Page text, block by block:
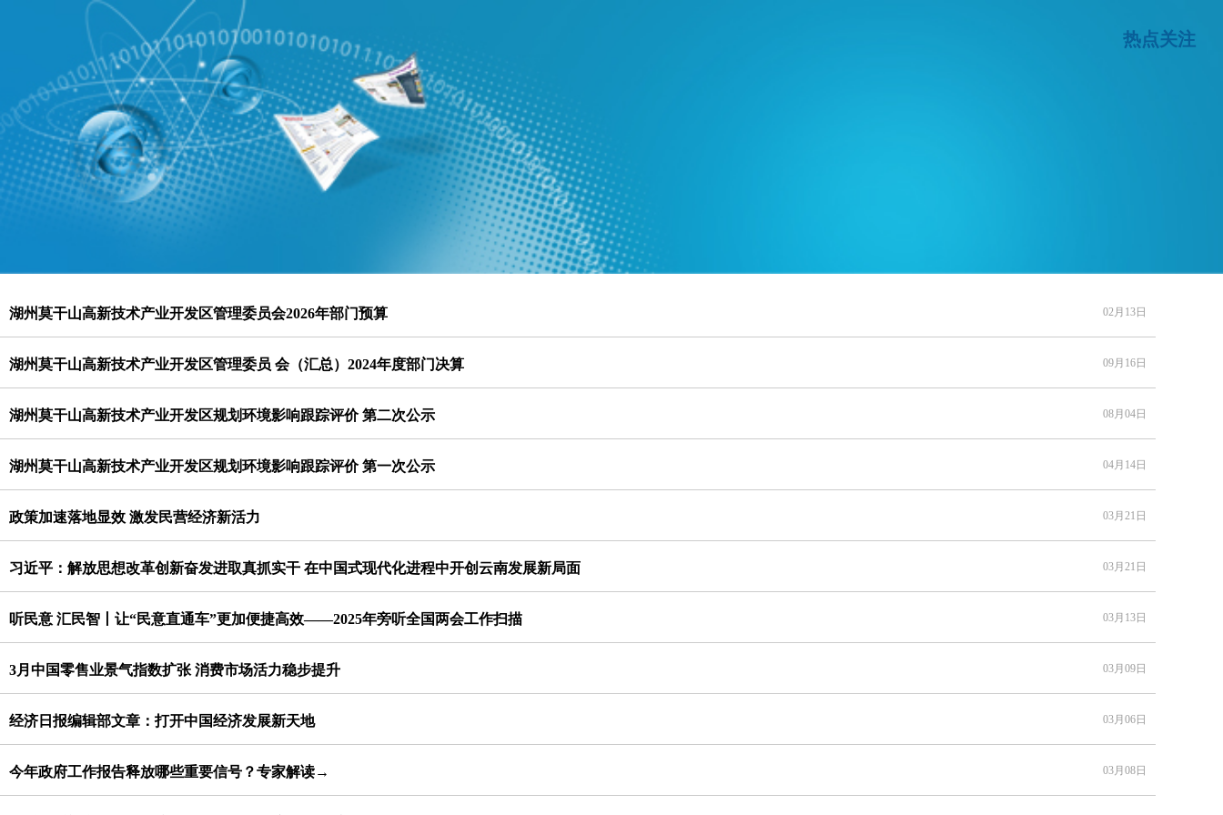
热点关注
湖州莫干山高新技术产业开发区管理委员会2026年部门预算 02月13日
湖州莫干山高新技术产业开发区管理委员 会（汇总）2024年度部门决算 09月16日
湖州莫干山高新技术产业开发区规划环境影响跟踪评价 第二次公示 08月04日
湖州莫干山高新技术产业开发区规划环境影响跟踪评价 第一次公示 04月14日
政策加速落地显效 激发民营经济新活力 03月21日
习近平：解放思想改革创新奋发进取真抓实干 在中国式现代化进程中开创云南发展新局面 03月21日
听民意 汇民智丨让“民意直通车”更加便捷高效——2025年旁听全国两会工作扫描 03月13日
3月中国零售业景气指数扩张 消费市场活力稳步提升 03月09日
经济日报编辑部文章：打开中国经济发展新天地 03月06日
今年政府工作报告释放哪些重要信号？专家解读→ 03月08日